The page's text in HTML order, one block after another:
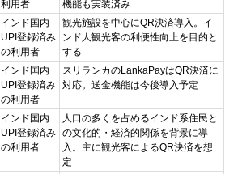
利用者
機能も実装済み
インド国内
UPI登録済み
の利用者
観光施設を中心にQR決済導入。イ
ンド人観光客の利便性向上を目的と
する
インド国内
UPI登録済み
の利用者
スリランカのLankaPayはQR決済に
対応。送金機能は今後導入予定
インド国内
UPI登録済み
の利用者
人口の多くを占めるインド系住民と
の文化的・経済的関係を背景に導
入。主に観光客によるQR決済を想
定